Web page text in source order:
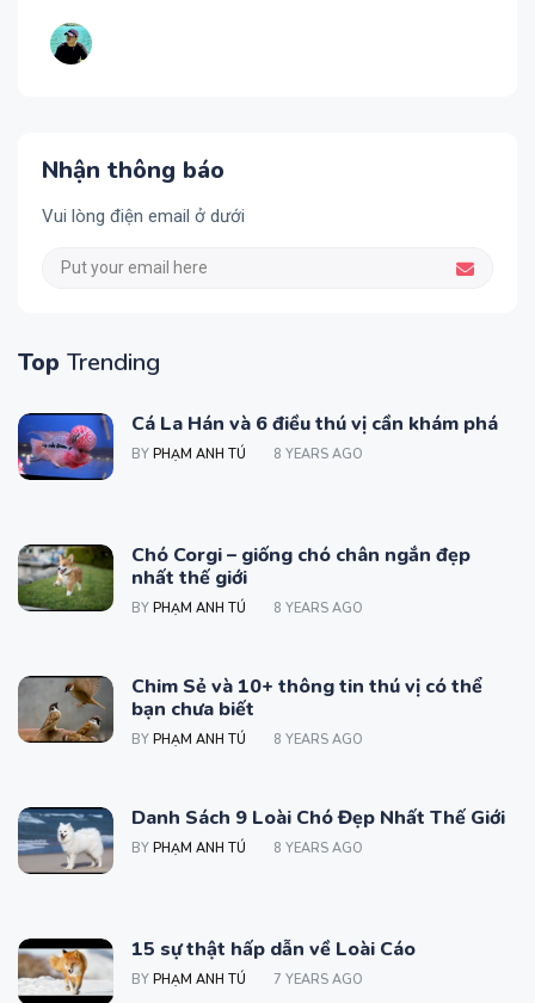
Nhận thông báo
Vui lòng điện email ở dưới
Top Trending
Cá La Hán và 6 điều thú vị cần khám phá
BY PHẠM ANH TÚ 8 YEARS AGO
Chó Corgi – giống chó chân ngắn đẹp
nhất thế giới
BY PHẠM ANH TÚ 8 YEARS AGO
Chim Sẻ và 10+ thông tin thú vị có thể
bạn chưa biết
BY PHẠM ANH TÚ 8 YEARS AGO
Danh Sách 9 Loài Chó Đẹp Nhất Thế Giới
BY PHẠM ANH TÚ 8 YEARS AGO
15 sự thật hấp dẫn về Loài Cáo
BY PHẠM ANH TÚ 7 YEARS AGO